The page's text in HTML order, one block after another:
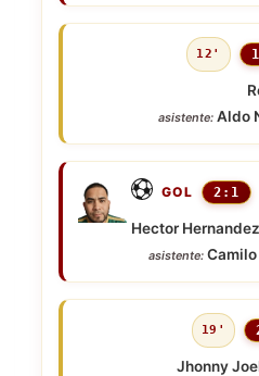
12'
asistente:Aldo
GOL 2:1
Hector Hernandez
asistente: Camilo
19'
Jhonny